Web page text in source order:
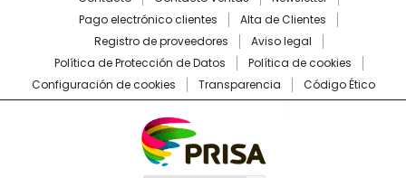
Pago electrónico clientes
Alta de Clientes
Registro de proveedores
Aviso legal
Política de Protección de Datos
Política de cookies
Configuración de cookies
Transparencia Código Ético